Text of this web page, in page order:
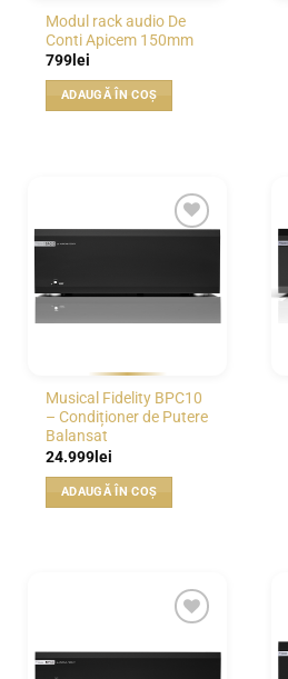
Modul rack audio De
Conti Apicem 150mm
799 lei
ADAUGĂ ÎN COȘ
Musical Fidelity BPC10
– Condiționer de Putere
Balansat
24.999 lei
ADAUGĂ ÎN COȘ